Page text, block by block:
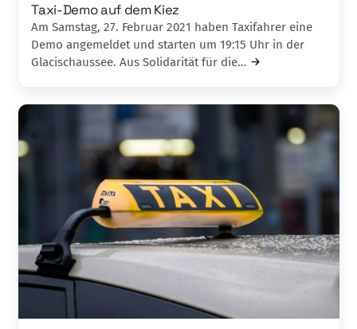
Taxi-Demo auf dem Kiez
Am Samstag, 27. Februar 2021 haben Taxifahrer eine
Demo angemeldet und starten um 19:15 Uhr in der
Glacischaussee. Aus Solidarität für die…